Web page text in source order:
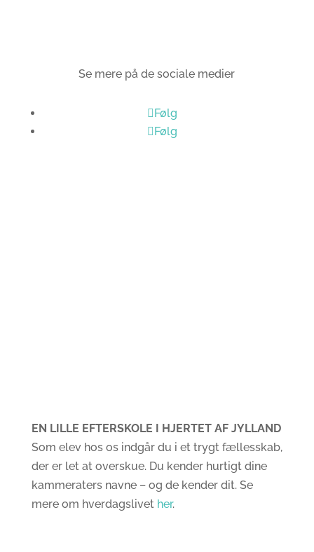
Se mere på de sociale medier
Følg
Følg
EN LILLE EFTERSKOLE I HJERTET AF JYLLAND
Som elev hos os indgår du i et trygt fællesskab,
der er let at overskue. Du kender hurtigt dine
kammeraters navne – og de kender dit. Se
mere om hverdagslivet her.